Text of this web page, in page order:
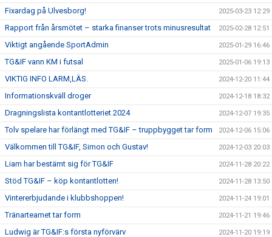
Fixardag på Ulvesborg! 2025-03-23 12:29
Rapport från årsmötet – starka finanser trots minusresultat 2025-02-28 12:51
Viktigt angående SportAdmin 2025-01-29 16:46
TG&IF vann KM i futsal 2025-01-06 19:13
VIKTIG INFO LARM,LÄS. 2024-12-20 11:44
Informationskväll droger 2024-12-18 18:32
Dragningslista kontantlotteriet 2024 2024-12-07 19:35
Tolv spelare har förlängt med TG&IF – truppbygget tar form 2024-12-06 15:06
Välkommen till TG&IF, Simon och Gustav! 2024-12-03 20:03
Liam har bestämt sig för TG&IF 2024-11-28 20:22
Stöd TG&IF – köp kontantlotten! 2024-11-28 13:50
Vintererbjudande i klubbshoppen! 2024-11-24 19:01
Tränarteamet tar form 2024-11-21 19:46
Ludwig är TG&IF:s första nyförvärv 2024-11-20 19:19